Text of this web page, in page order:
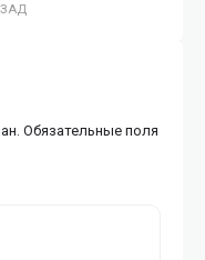
Обязательные поля